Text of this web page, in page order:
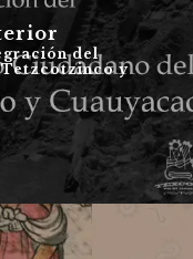
del
Tetzcotzinco y